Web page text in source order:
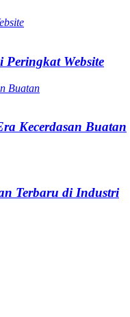
Website
Kecerdasan Buatan
Terbaru di Industri